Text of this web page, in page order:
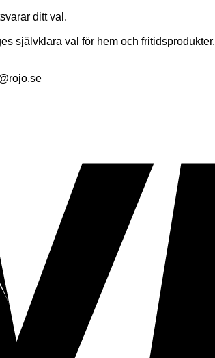
ditt val.
självklara val för hem och fritidsprodukter.